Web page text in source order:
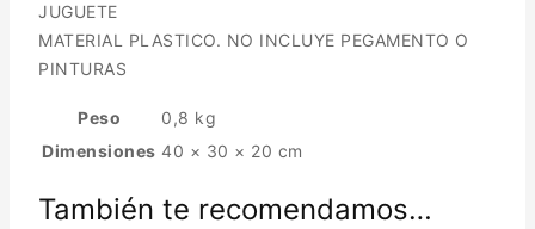
JUGUETE
MATERIAL PLASTICO. NO INCLUYE PEGAMENTO O
PINTURAS
Peso
0,8 kg
Dimensiones 40 × 30 × 20 cm
También te recomendamos…